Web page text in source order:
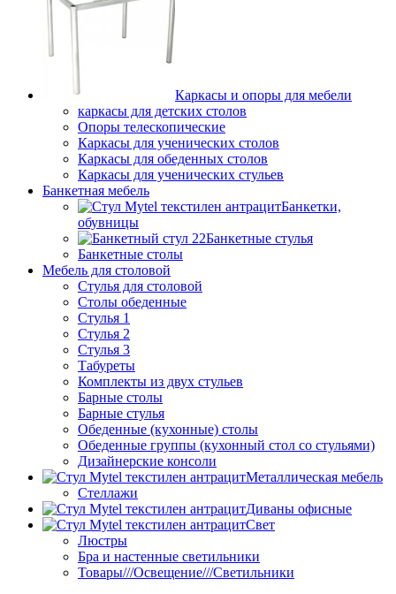
Каркасы и опоры для мебели
каркасы для детских столов
Опоры телескопические
Каркасы для ученических столов
Каркасы для обеденных столов
Каркасы для ученических стульев
Банкетная мебель
Банкетки,
обувницы
Банкетные стулья
Банкетные столы
Мебель для столовой
Стулья для столовой
Столы обеденные
Стулья 1
Стулья 2
Стулья 3
Табуреты
Комплекты из двух стульев
Барные столы
Барные стулья
Обеденные (кухонные) столы
Обеденные группы (кухонный стол со стульями)
Дизайнерские консоли
Металлическая мебель
Стеллажи
Диваны офисные
Свет
Люстры
Бра и настенные светильники
Товары///Освещение///Светильники